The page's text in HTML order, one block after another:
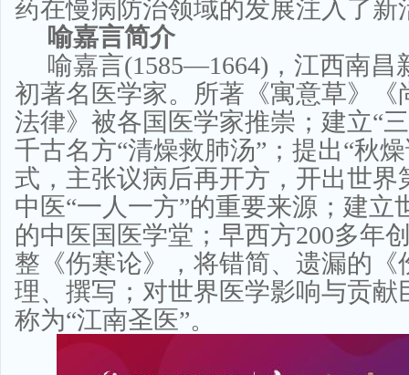
药在慢病防治领域的发展注入了新
喻嘉言简介
喻嘉言(1585—1664)，江西南昌
初著名医学家。所著《寓意草》《
法律》被各国医学家推崇；建立“
千古名方“清燥救肺汤”；提出“秋
式，主张议病后再开方，开出世界
中医“一人一方”的重要来源；建立
的中医国医学堂；早西方200多年
整《伤寒论》，将错简、遗漏的《
理、撰写；对世界医学影响与贡献
称为“江南圣医”。